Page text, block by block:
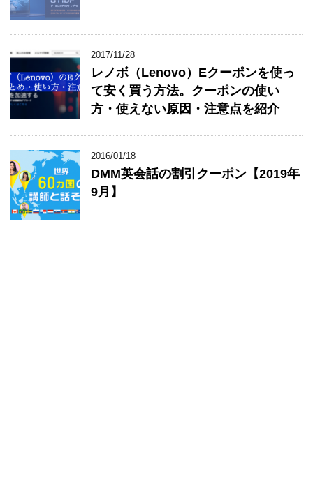
2017/11/28
レノボ（Lenovo）Eクーポンを使っ
て安く買う方法。クーポンの使い
方・使えない原因・注意点を紹介
2016/01/18
DMM英会話の割引クーポン【2019年
9月】